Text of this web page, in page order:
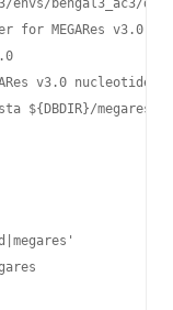
envs/bengal3_ac3/db
for MEGARes v3.0
v3.0 nucleotide
${DBDIR}/